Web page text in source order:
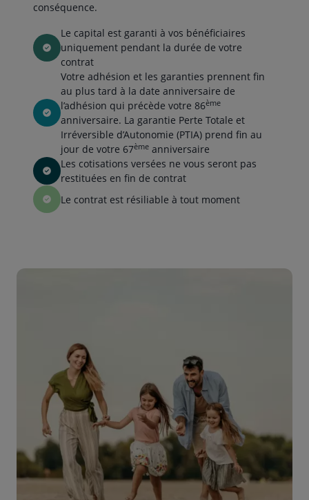
conséquence.
Le capital est garanti à vos bénéficiaires
uniquement pendant la durée de votre
contrat
Votre adhésion et les garanties prennent fin
au plus tard à la date anniversaire de
l’adhésion qui précède votre 86ème
anniversaire. La garantie Perte Totale et
Irréversible d’Autonomie (PTIA) prend fin au
jour de votre 67ème anniversaire
Les cotisations versées ne vous seront pas
restituées en fin de contrat
Le contrat est résiliable à tout moment